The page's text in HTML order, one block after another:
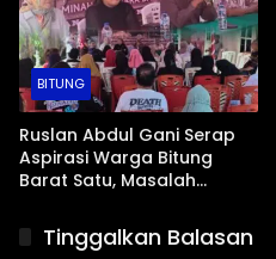
BITUNG
Ruslan Abdul Gani Serap
Aspirasi Warga Bitung
Barat Satu, Masalah
Jadi Prioritas
Tinggalkan Balasan